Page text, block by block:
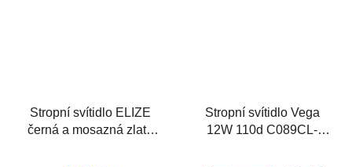
Stropní svítidlo ELIZE
černá a mosazná zlatá
Stropní svítidlo Vega
12W 110d C089CL-